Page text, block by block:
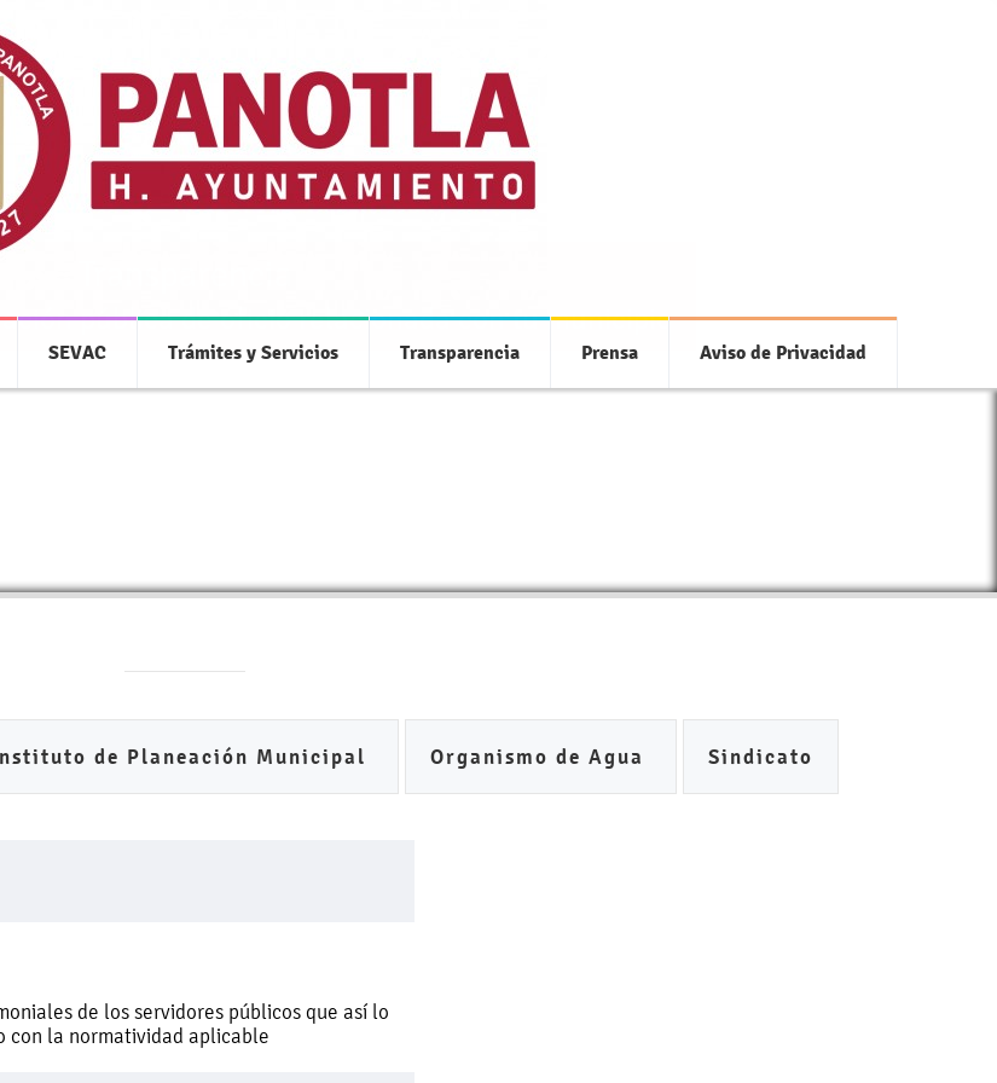
SEVAC Trámites y Servicios Transparencia Prensa Aviso de Privacidad
pública de oficio relacionada con tu municipio
de Planeación Municipal Organismo de Agua
Sindicato
de los servidores públicos que así lo
con la normatividad aplicable